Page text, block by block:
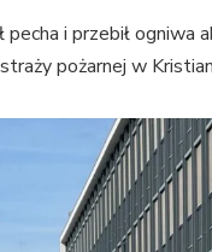
pecha i przebił
pożarnej w